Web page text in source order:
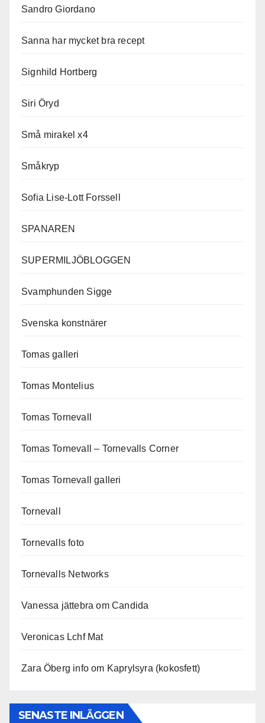
Sandro Giordano
Sanna har mycket bra recept
Signhild Hortberg
Siri Öryd
Små mirakel x4
Småkryp
Sofia Lise-Lott Forssell
SPANAREN
SUPERMILJÖBLOGGEN
Svamphunden Sigge
Svenska konstnärer
Tomas galleri
Tomas Montelius
Tomas Tornevall
Tomas Tornevall – Tornevalls Corner
Tomas Tornevall galleri
Tornevall
Tornevalls foto
Tornevalls Networks
Vanessa jättebra om Candida
Veronicas Lchf Mat
Zara Öberg info om Kaprylsyra (kokosfett)
SENASTE INLÄGGEN